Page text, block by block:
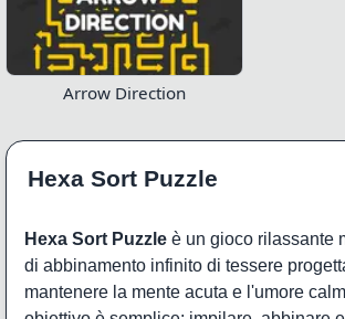
Arrow Direction
Hexa Sort Puzzle
Hexa Sort Puzzle è un gioco rilassante
di abbinamento infinito di tessere
mantenere la mente acuta e l'umore